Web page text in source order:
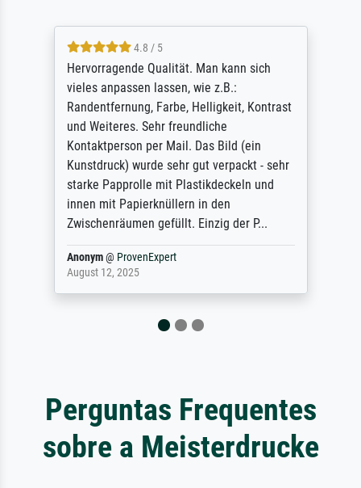
4.8 / 5
Hervorragende Qualität. Man kann sich
vieles anpassen lassen, wie z.B.:
Randentfernung, Farbe, Helligkeit, Kontrast
und Weiteres. Sehr freundliche
Kontaktperson per Mail. Das Bild (ein
Kunstdruck) wurde sehr gut verpackt - sehr
starke Papprolle mit Plastikdeckeln und
innen mit Papierknüllern in den
Zwischenräumen gefüllt. Einzig der P...
Anonym@ProvenExpert
August 12, 2025
Perguntas Frequentes
sobre a Meisterdrucke